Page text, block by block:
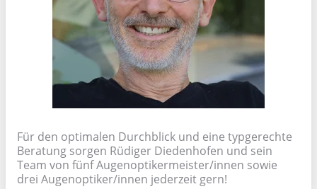
Für den optimalen Durchblick und eine typgerechte
Beratung sorgen Rüdiger Diedenhofen und sein
Team von fünf Augenoptikermeister/innen sowie
drei Augenoptiker/innen jederzeit gern!